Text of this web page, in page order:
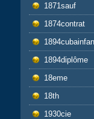
1871sauf
1874contrat
1894diplôme
18eme
18th
1930cie